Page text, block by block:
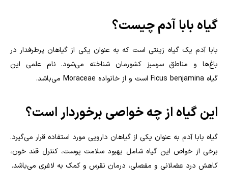
گیاه بابا آدم چیست؟
بابا آدم یک گیاه زینتی است که به عنوان یکی از گیاهان پرطرفدار در
باغ‌ها و مناطق سرسبز کشورمان شناخته می‌شود. نام علمی این
گیاه Ficus benjamina است و از خانواده Moraceae می‌باشد.
این گیاه از چه خواصی برخوردار است؟
گیاه بابا آدم به عنوان یکی از گیاهان دارویی مورد استفاده قرار می‌گیرد.
برخی از خواص این گیاه شامل بهبود سلامت پوست، کنترل قند خون،
کاهش درد عضلانی و مفصلی، درمان نقرس و کمک به لاغری می‌باشد.